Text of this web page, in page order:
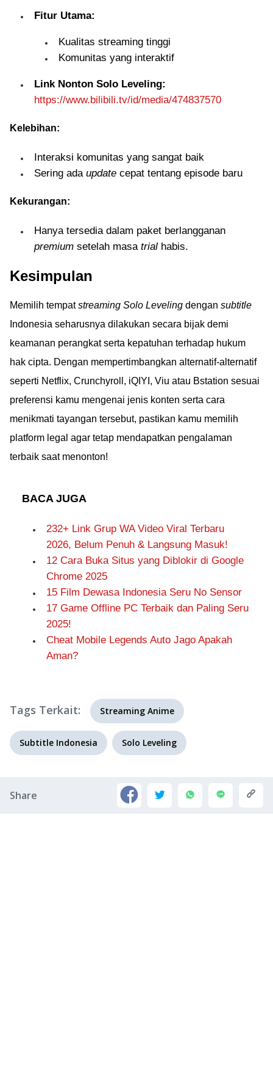
Fitur Utama:
Kualitas streaming tinggi
Komunitas yang interaktif
Link Nonton Solo Leveling:
https://www.bilibili.tv/id/media/474837570
Kelebihan:
Interaksi komunitas yang sangat baik
Sering ada update cepat tentang episode baru
Kekurangan:
Hanya tersedia dalam paket berlangganan
premium setelah masa trial habis.
Kesimpulan
Memilih tempatstreaming Solo Leveling dengan subtitle
Indonesia seharusnya dilakukan secara bijak demi
keamanan perangkat serta kepatuhan terhadap hukum
hak cipta. Dengan mempertimbangkan alternatif-alternatif
seperti Netflix, Crunchyroll, iQIYI, Viu atau Bstation sesuai
preferensi kamu mengenai jenis konten serta cara
menikmati tayangan tersebut, pastikan kamu memilih
platform legal agar tetap mendapatkan pengalaman
terbaik saat menonton!
BACA JUGA
232+ Link Grup WA Video Viral Terbaru
2026, Belum Penuh & Langsung Masuk!
12 Cara Buka Situs yang Diblokir di Google
Chrome 2025
15 Film Dewasa Indonesia Seru No Sensor
17 Game Offline PC Terbaik dan Paling Seru
2025!
Cheat Mobile Legends Auto Jago Apakah
Aman?
Tags Terkait: Streaming Anime
Subtitle Indonesia Solo Leveling
Share